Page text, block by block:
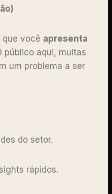
que você apresenta
público aqui, muitas
um problema a ser
do setor.
rápidos.